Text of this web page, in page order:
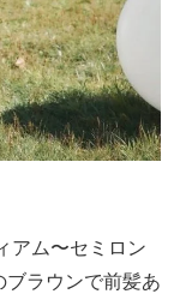
アム〜セミロン
ブラウンで前髪あ